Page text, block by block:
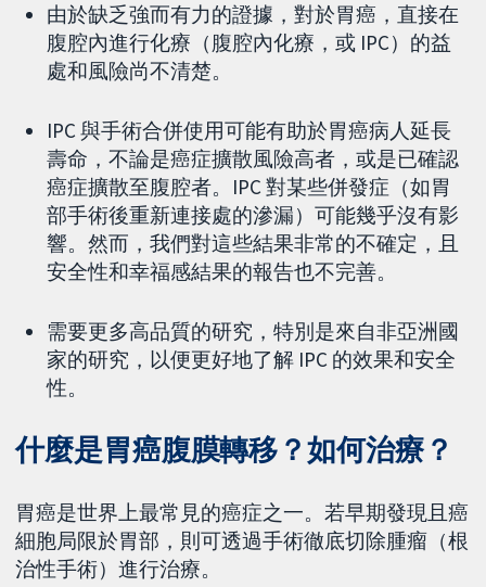
由於缺乏強而有力的證據，對於胃癌，直接在
腹腔內進行化療（腹腔內化療，或 IPC）的益
處和風險尚不清楚。
IPC 與手術合併使用可能有助於胃癌病人延長
壽命，不論是癌症擴散風險高者，或是已確認
癌症擴散至腹腔者。IPC 對某些併發症（如胃
部手術後重新連接處的滲漏）可能幾乎沒有影
響。然而，我們對這些結果非常的不確定，且
安全性和幸福感結果的報告也不完善。
需要更多高品質的研究，特別是來自非亞洲國
家的研究，以便更好地了解 IPC 的效果和安全
性。
什麼是胃癌腹膜轉移？如何治療？
胃癌是世界上最常見的癌症之一。若早期發現且癌
細胞局限於胃部，則可透過手術徹底切除腫瘤（根
治性手術）進行治療。